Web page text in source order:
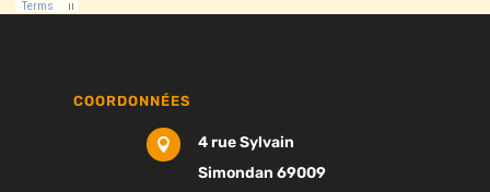
COORDONNÉES

4 rue Sylvain
Simondan 69009